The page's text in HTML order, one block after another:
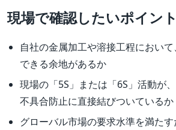
現場で確認したいポイント
自社の金属加工や溶接工程におい
できる余地があるか
現場の「5S」または「6S」活動が
不具合防止に直接結びついているか
グローバル市場の要求水準を満た